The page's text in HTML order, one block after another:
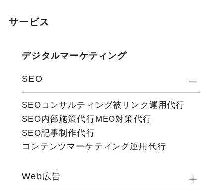
サービス
デジタルマーケティング
SEO
SEOコンサルティング被リンク運用代行
SEO内部施策代行MEO対策代行
SEO記事制作代行
コンテンツマーケティング運用代行
Web広告